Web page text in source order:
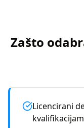
Zašto
Licencirani